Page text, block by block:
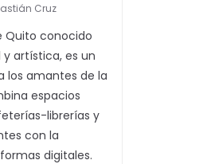
Cruz
Quito conocido
artística, es un
los amantes de la
espacios
librerías y
con la
digitales.